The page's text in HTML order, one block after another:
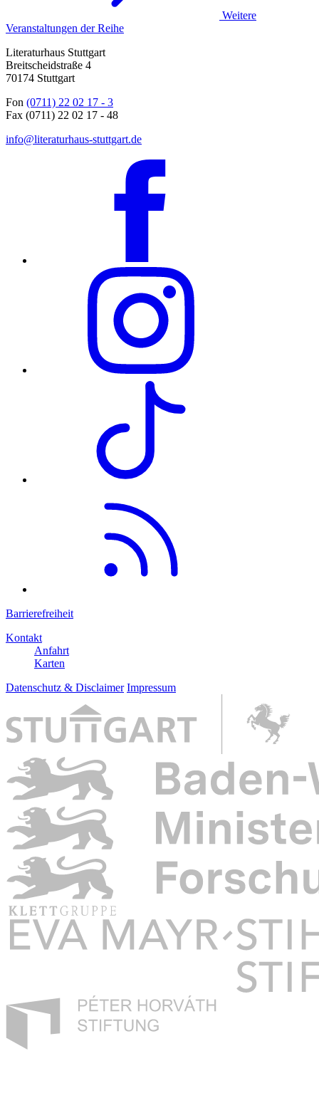
Weitere
Veranstaltungen der Reihe
Literaturhaus Stuttgart
Breitscheidstraße 4
70174 Stuttgart
Fon (0711) 22 02 17 - 3
Fax (0711) 22 02 17 - 48
info@literaturhaus-stuttgart.de
Barrierefreiheit
Kontakt
Anfahrt
Karten
Datenschutz & Disclaimer Impressum